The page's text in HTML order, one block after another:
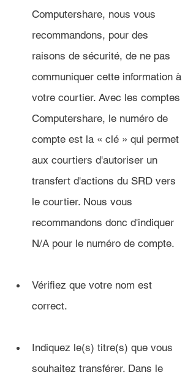
Computershare, nous vous
recommandons, pour des
raisons de sécurité, de ne pas
communiquer cette information à
votre courtier. Avec les comptes
Computershare, le numéro de
compte est la « clé » qui permet
aux courtiers d'autoriser un
transfert d'actions du SRD vers
le courtier. Nous vous
recommandons donc d'indiquer
N/A pour le numéro de compte.
Vérifiez que votre nom est
correct.
Indiquez le(s) titre(s) que vous
souhaitez transférer. Dans le